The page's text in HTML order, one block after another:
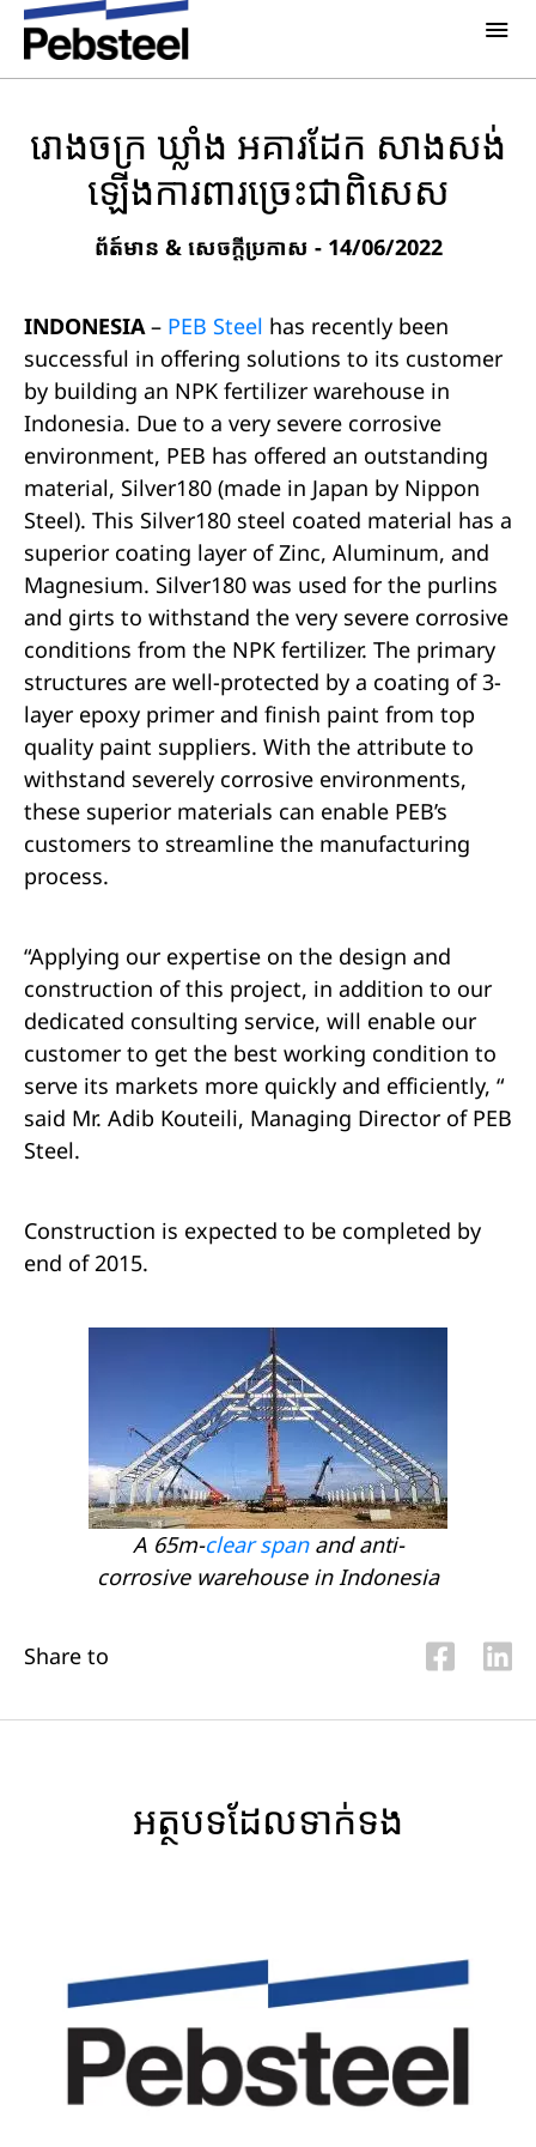
ហេតុអ្វីជ្រើសរើសយក​ Pebsteel
ដំណោះស្រាយ
ទិដ្ឋភាពទូទៅ
ប្រព័ន្ធ គ្រឿងបង្គុំអាគារ
ផលិតផល
គម្រោង
ប្រព័ន្ធផ្សព្វផ្សាយ
ព័តមាន
រូបភាព
ខិត្តប័ណ្ណ
ទាក់ទងយើងខ្ញុំ
ផ្ទះ//ព័ត៍មាន & សេចក្តីប្រកាស
រោងចក្រ ឃ្លាំង អគារដែក
សាងសង់ឡើងការពារច្រេះជាពិសេស
រោងចក្រ ឃ្លាំង អគារដែក សាងសង់
ឡើងការពារច្រេះជាពិសេស
ព័ត៍មាន & សេចក្តីប្រកាស - 14/06/2022
INDONESIA– PEB Steel has recently been
successful in offering solutions to its customer
by building an NPK fertilizer warehouse in
Indonesia. Due to a very severe corrosive
environment, PEB has offered an outstanding
material, Silver180 (made in Japan by Nippon
Steel). This Silver180 steel coated material has a
superior coating layer of Zinc, Aluminum, and
Magnesium. Silver180 was used for the purlins
and girts to withstand the very severe corrosive
conditions from the NPK fertilizer. The primary
structures are well-protected by a coating of 3-
layer epoxy primer and finish paint from top
quality paint suppliers. With the attribute to
withstand severely corrosive environments,
these superior materials can enable PEB’s
customers to streamline the manufacturing
process.
“Applying our expertise on the design and
construction of this project, in addition to our
dedicated consulting service, will enable our
customer to get the best working condition to
serve its markets more quickly and efficiently, “
said Mr. Adib Kouteili, Managing Director of PEB
Steel.
Construction is expected to be completed by
end of 2015.
A 65m-clear spanand anti-
corrosive warehouse in Indonesia
Share to
អត្ថបទ​ដែល​ទាក់ទង